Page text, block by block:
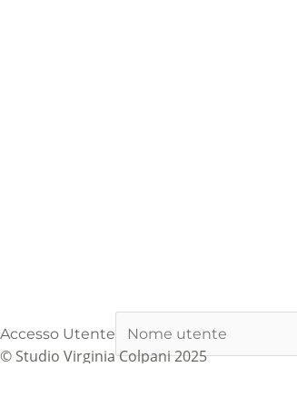
© Studio Virginia Colpani 2025
Accesso Utente